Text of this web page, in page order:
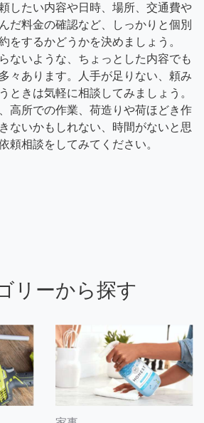
したい内容や日時、場所、交通費や
だ料金の確認など、しっかりと個別
をするかどうかを決めましょう。
ないような、ちょっとした内容でも
々あります。人手が足りない、頼み
ときは気軽に相談してみましょう。
高所での作業、荷造りや荷ほどき作
ないかもしれない、時間がないと思
頼相談をしてみてください。
リーから探す